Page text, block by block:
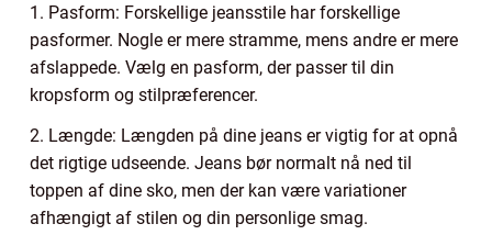
1. Pasform: Forskellige jeansstile har forskellige
pasformer. Nogle er mere stramme, mens andre er mere
afslappede. Vælg en pasform, der passer til din
kropsform og stilpræferencer.
2. Længde: Længden på dine jeans er vigtig for at opnå
det rigtige udseende. Jeans bør normalt nå ned til
toppen af dine sko, men der kan være variationer
afhængigt af stilen og din personlige smag.